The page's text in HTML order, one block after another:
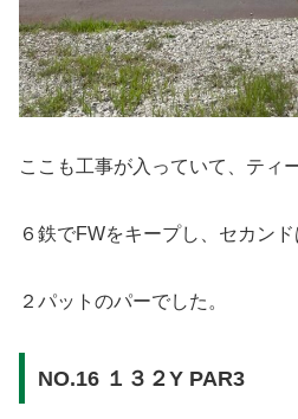
ここも工事が入っていて、ティ
６鉄でFWをキープし、セカンド
２パットのパーでした。
NO.16 １３２Y PAR3